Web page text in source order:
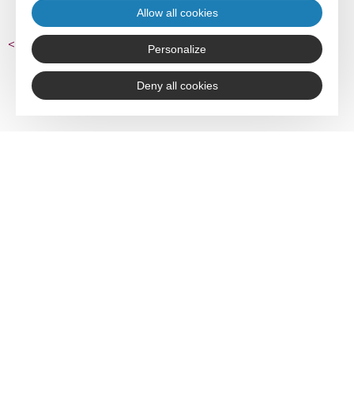
< retour aux articles
Allow all cookies
Personalize
Deny all cookies